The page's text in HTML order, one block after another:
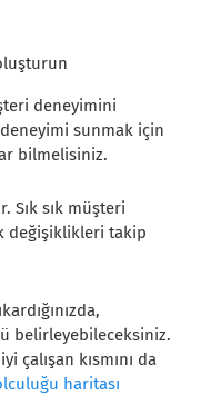
deneyimini
sunmak için
bilmelisiniz.
Sık sık müşteri
değişiklikleri takip
belirleyebileceksiniz.
çalışan kısmını da
haritası